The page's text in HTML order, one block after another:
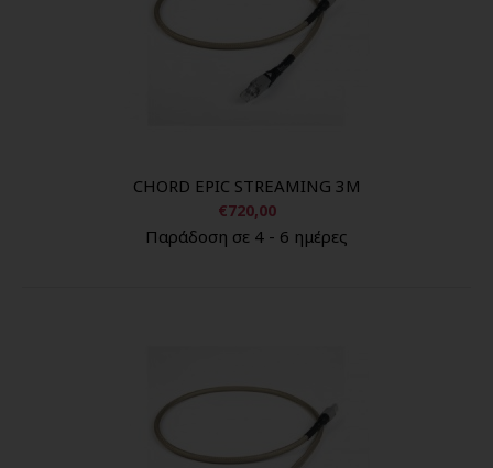
CHORD EPIC STREAMING 3M
€720,00
Παράδοση σε 4 - 6 ημέρες